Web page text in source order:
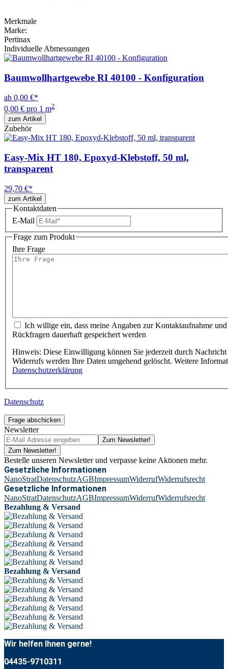
Merkmale
Marke:
Pertinax
Individuelle Abmessungen
Baumwollhartgewebe RI 40100 - Konfiguration
ab 0,00 €*
0,00 € pro 1 m2
zum Artikel
Zubehör
Easy-Mix HT 180, Epoxyd-Klebstoff, 50 ml,
transparent
29,70 €*
zum Artikel
Kontaktdaten
E-Mail
Frage zum Produkt
Ihre Frage
Ich willige ein, dass meine Angaben zur Kontaktaufnahme
Rückfragen dauerhaft gespeichert werden
Hinweis: Diese Einwilligung können Sie jederzeit durch
Widerrufs werden Ihre Daten umgehend gelöscht. Weitere
Datenschutzerklärung
Datenschutz
Frage abschicken
Newsletter
Zum Newsletter!
Zum Newsletter!
Bestelle unseren Newsletter und verpasse keine Aktionen mehr.
Gesetzliche Informationen
NanoStratDatenschutzAGBImpressumWiderrufWiderrufsrecht
Gesetzliche Informationen
NanoStratDatenschutzAGBImpressumWiderrufWiderrufsrecht
Bezahlung & Versand
Bezahlung & Versand
Wir helfen Ihnen gerne!
04435-9710311